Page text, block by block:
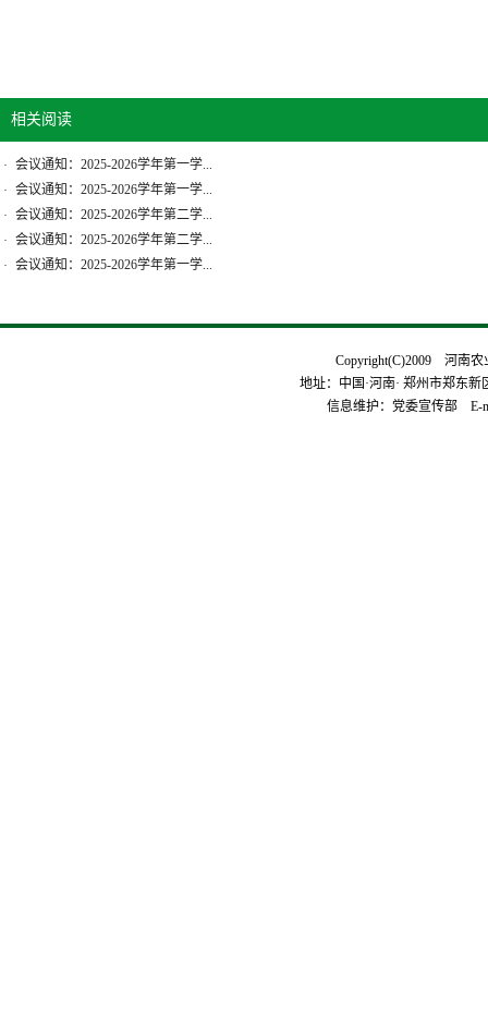
相关阅读
· 会议通知：2025-2026学年第一学...
· 会议通知：2025-2026学年第一学...
· 会议通知：2025-2026学年第二学...
· 会议通知：2025-2026学年第二学...
· 会议通知：2025-2026学年第一学...
Copyright(C)2009 河南
地址：中国·河南· 郑州市郑东
信息维护：党委宣传部 E-